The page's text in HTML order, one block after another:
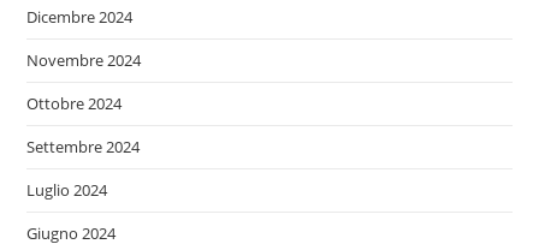
Dicembre 2024
Novembre 2024
Ottobre 2024
Settembre 2024
Luglio 2024
Giugno 2024